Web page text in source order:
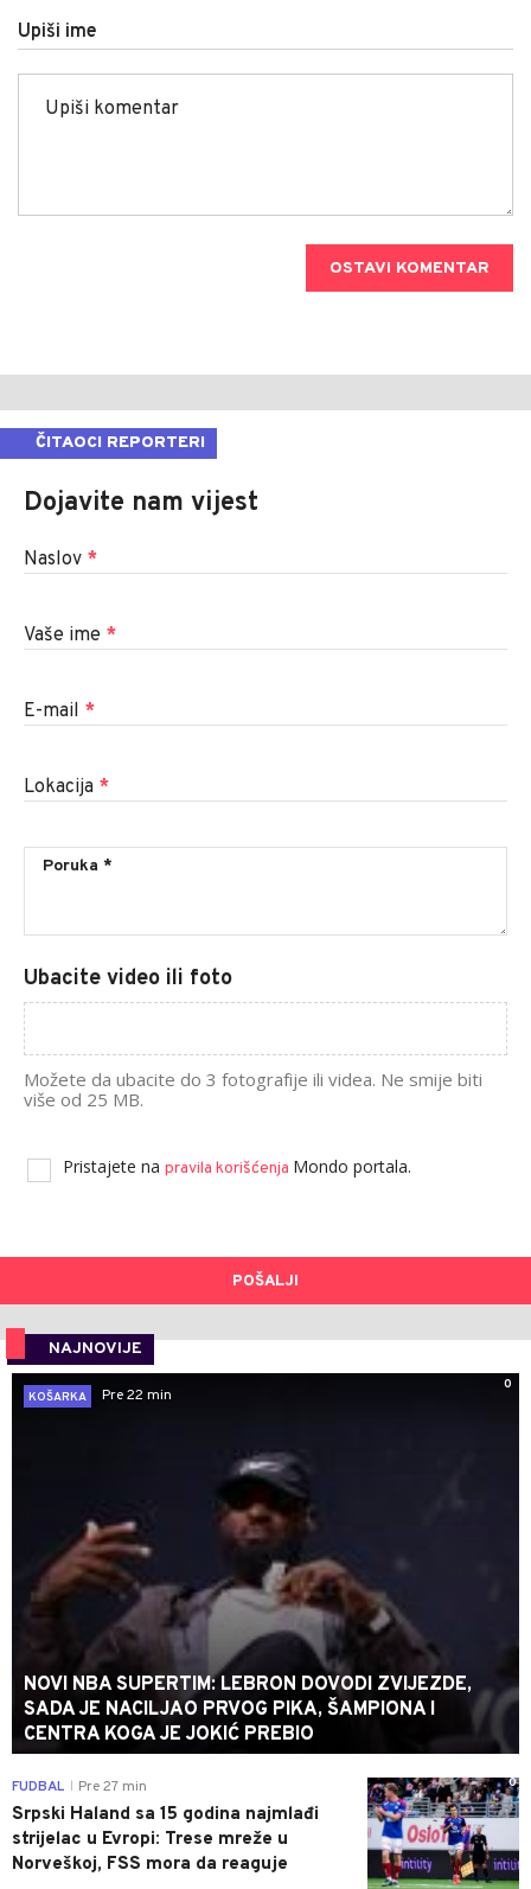
Upiši ime
OSTAVI KOMENTAR
ČITAOCI REPORTERI
Dojavite nam vijest
Naslov *
Vaše ime *
E-mail *
Lokacija *
Ubacite video ili foto
Možete da ubacite do 3 fotografije ili videa. Ne smije biti
više od 25 MB.
Pristajete na pravila korišćenja Mondo portala.
POŠALJI
NAJNOVIJE
0
KOŠARKA
Pre 22 min
NOVI NBA SUPERTIM: LEBRON DOVODI ZVIJEZDE,
SADA JE NACILJAO PRVOG PIKA, ŠAMPIONA I
CENTRA KOGA JE JOKIĆ PREBIO
0
FUDBAL Pre 27 min
Srpski Haland sa 15 godina najmlađi
strijelac u Evropi: Trese mreže u
Norveškoj, FSS mora da reaguje